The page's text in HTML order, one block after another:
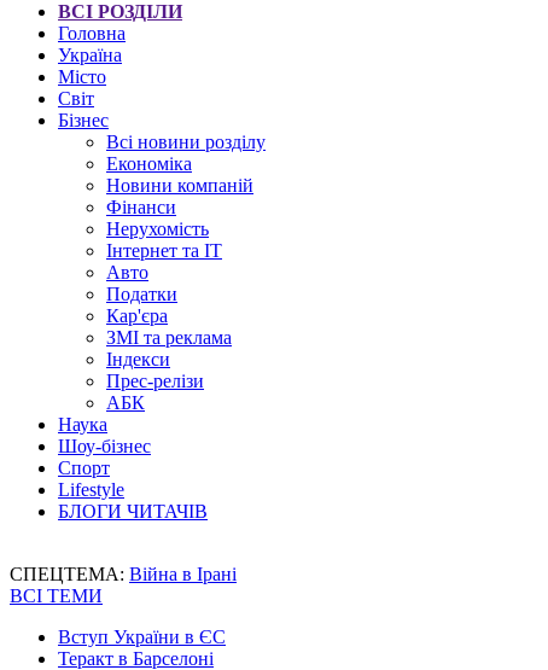
ВСІ РОЗДІЛИ
Головна
Україна
Місто
Світ
Бізнес
Всі новини розділу
Економіка
Новини компаній
Фінанси
Нерухомість
Інтернет та IT
Авто
Податки
Кар'єра
ЗМІ та реклама
Індекси
Прес-релізи
АБК
Наука
Шоу-бізнес
Спорт
Lifestyle
БЛОГИ ЧИТАЧІВ
СПЕЦТЕМА: Війна в Ірані
ВСІ ТЕМИ
Вступ України в ЄС
Теракт в Барселоні